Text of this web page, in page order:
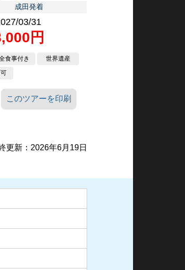
成田発着
03/31
円
食事付き
世界遺産
このツアーを印刷
更新：2026年6月19日